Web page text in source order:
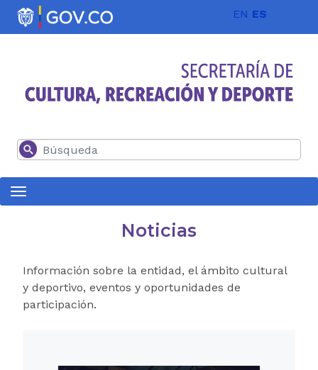
Pasar al contenido principal EN ES
Buscar
Noticias
Información sobre la entidad, el ámbito cultural
y deportivo, eventos y oportunidades de
participación.